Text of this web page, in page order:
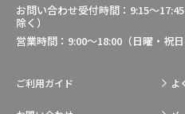
お問い合わせ受付時間：9:15～
除く）
営業時間：9:00～18:00（日曜・祝
ご利用ガイド よ